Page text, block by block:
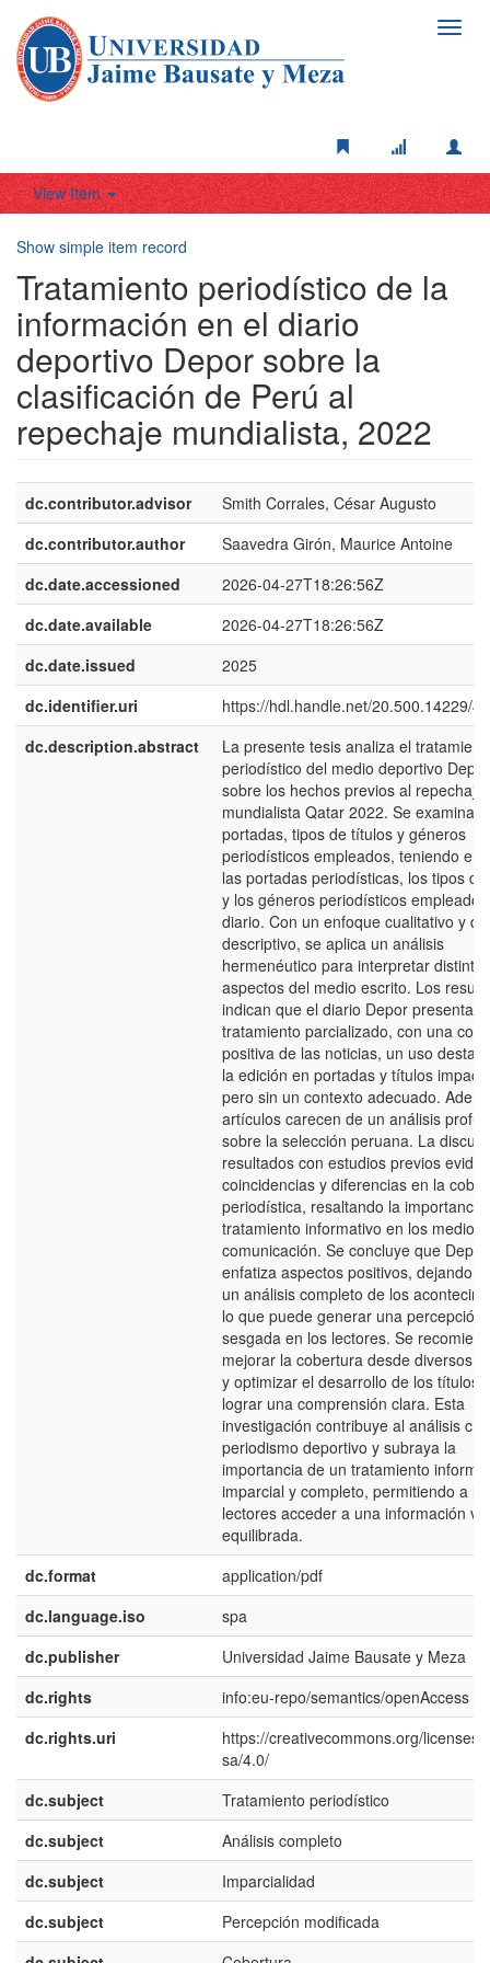
View Item
Show simple item record
Tratamiento periodístico de la
información en el diario
deportivo Depor sobre la
clasificación de Perú al
repechaje mundialista, 2022
dc.contributor.advisor
Smith Corrales, César Augusto
dc.contributor.author
Saavedra Girón, Maurice Antoine
dc.date.accessioned
2026-04-27T18:26:56Z
dc.date.available
2026-04-27T18:26:56Z
dc.date.issued
2025
dc.identifier.uri
https://hdl.handle.net/20.500.14229/
dc.description.abstract
La presente tesis analiza el
periodístico del medio deportivo Depor
sobre los hechos previos al repechaje
mundialista Qatar 2022. Se examinan
portadas, tipos de títulos y géneros
periodísticos empleados, teniendo en
las portadas periodísticas, los tipos
y los géneros periodísticos
diario. Con un enfoque cualitativo y
descriptivo, se aplica un análisis
hermenéutico para interpretar distintos
aspectos del medio escrito. Los
indican que el diario Depor presenta
tratamiento parcializado, con una
positiva de las noticias, un uso
la edición en portadas y títulos
pero sin un contexto adecuado.
artículos carecen de un análisis
sobre la selección peruana. La
resultados con estudios previos
coincidencias y diferencias en la
periodística, resaltando la importancia
tratamiento informativo en los medios
comunicación. Se concluye que Depor
enfatiza aspectos positivos, dejando
un análisis completo de los
lo que puede generar una percepción
sesgada en los lectores. Se
mejorar la cobertura desde diversos
y optimizar el desarrollo de los títulos
lograr una comprensión clara. Esta
investigación contribuye al análisis
periodismo deportivo y subraya la
importancia de un tratamiento
imparcial y completo, permitiendo a
lectores acceder a una información
equilibrada.
dc.format
application/pdf
dc.language.iso
spa
dc.publisher
Universidad Jaime Bausate y Meza
dc.rights
info:eu-repo/semantics/openAccess
dc.rights.uri
https://creativecommons.org/licenses/
sa/4.0/
dc.subject
Tratamiento periodístico
dc.subject
Análisis completo
dc.subject
Imparcialidad
dc.subject
Percepción modificada